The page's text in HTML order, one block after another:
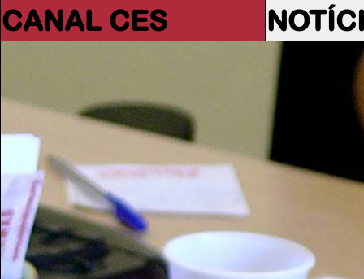
CANAL CES